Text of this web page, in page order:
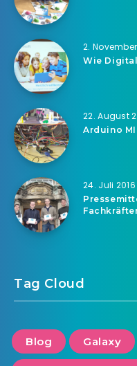
2.
Wie
22. August
Arduino
24. Juli 2016
Tag Cloud
Blog Galaxy